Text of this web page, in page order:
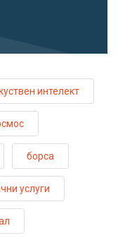
интелект
борса
услуги